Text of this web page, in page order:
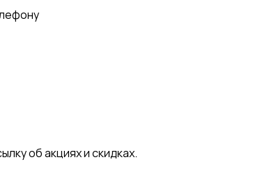
об акциях и скидках.